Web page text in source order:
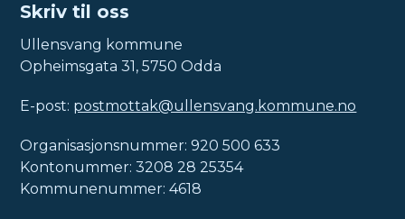
Skriv til oss
Ullensvang kommune
Opheimsgata 31, 5750 Odda
E-post: postmottak@ullensvang.kommune.no
Organisasjonsnummer: 920 500 633
Kontonummer: 3208 28 25354
Kommunenummer: 4618